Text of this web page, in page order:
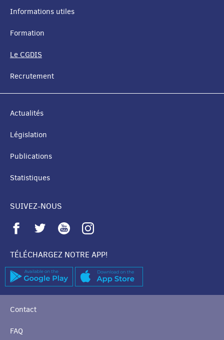
MENU
DE
Informations utiles
Formation
Le CGDIS
Recrutement
Actualités
Législation
Publications
Statistiques
SUIVEZ-NOUS
TÉLÉCHARGEZ NOTRE APP!
Contact
FAQ